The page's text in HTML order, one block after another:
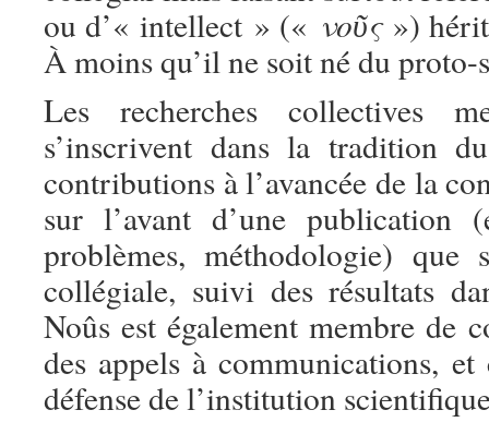
ou d’« intellect » (« νοῦς»)
À moins qu’il ne soit né du
Les recherches collectives
s’inscrivent dans la tradition
contributions à l’avancée de la
sur l’avant d’une publication
problèmes, méthodologie) que
collégiale, suivi des résultats
Noûs est également membre de
des appels à communications,
défense de l’institution